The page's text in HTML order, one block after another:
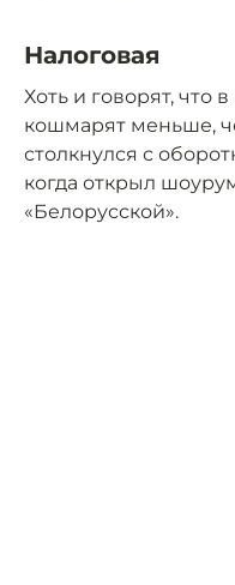
Налоговая
Хоть и говорят, что
кошмарят меньше,
столкнулся с
когда открыл
«Белорусской».